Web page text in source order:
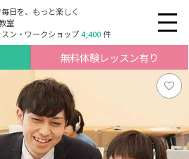
日を、もっと楽しく
室
ン・ワークショップ4,400件
無料体験レッスン有り